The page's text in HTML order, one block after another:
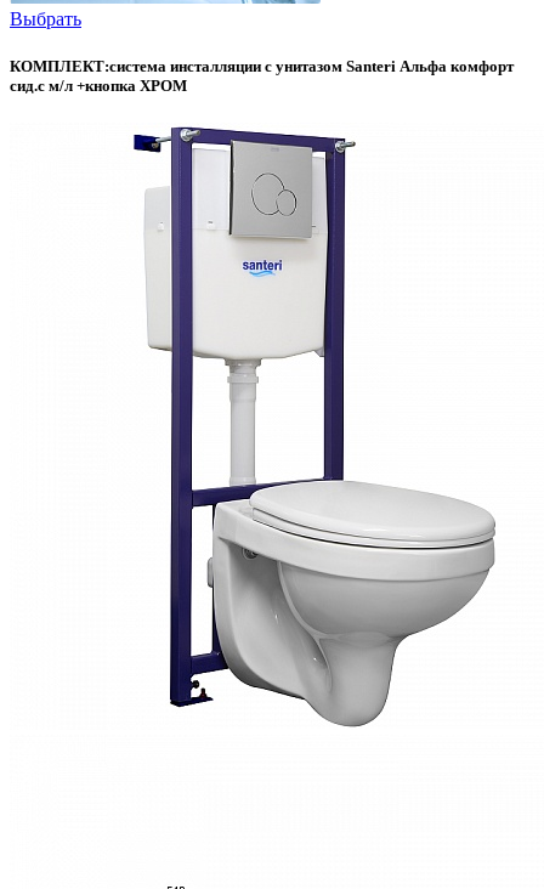
Выбрать
КОМПЛЕКТ:система инсталляции с унитазом Santeri Альфа комфорт
сид.с м/л +кнопка ХРОМ